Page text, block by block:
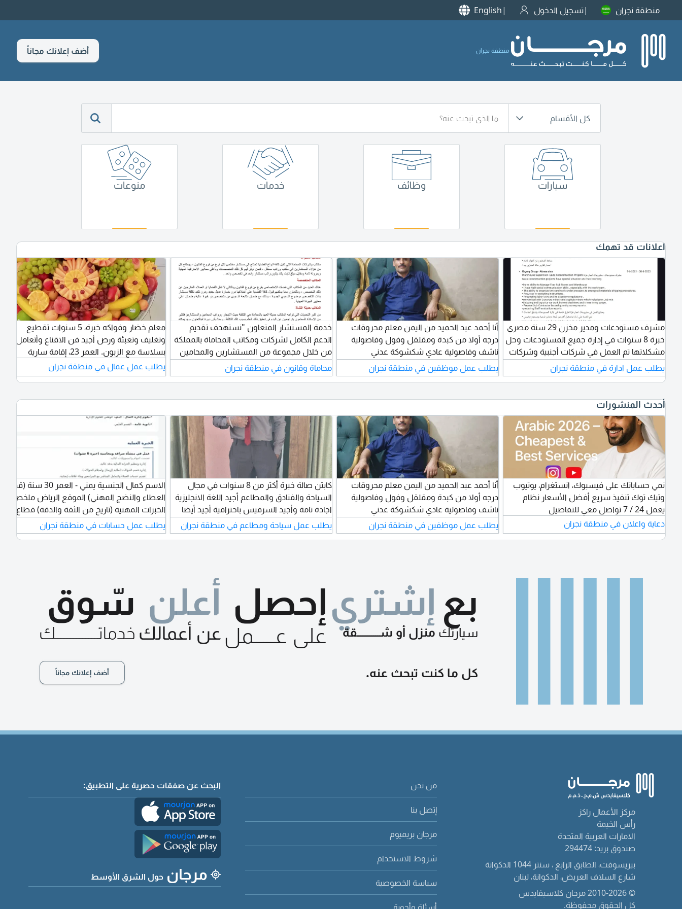
منطقة نجران تسجيل الدخول English
منطقة نجران أضف إعلانك مجاناً
كل الأقسام
سيارات وظائف خدمات منوعات
اعلانات قد تهمك
مشرف مستودعات ومدير مخزن 29 سنة مصري
خبرة 8 سنوات في إدارة جميع المستودعات وحل
مشكلاتها تم العمل في شركات أجنبية وشركات
محلية وجميع الجنسيات ممتاز أكسيل وجميع
برامج أل ERP
يطلب عمل ادارة في منطقة نجران
أنا أحمد عبد الحميد من اليمن معلم محروقات
درجه أولا من كبدة ومقلقل وفول وفاصولية
ناشف وفاصولية عادي شكشوكة عدني
وشكشوكة عادي ولحسه وتونه وبزالياومجموع
وكذلك لي خلفيه لساته والفحسه والعقده
ومطاعم خبرة خمسه تعشر سنة أوأية عمل ثاني
حراسة أو طباخ عزبة وهذا رقمي
يطلب عمل موظفين في منطقة نجران
خدمة المستشار المتعاون "نستهدف تقديم
الدعم الكامل لشركات ومكاتب المحاماة بالمملكة
من خلال مجموعة من المستشارين والمحامين
بخبرة تفوق سبعة عشر عاما من العمل القانوني
محاماة وقانون في منطقة نجران
معلم خضار وفواكه خبرة، 5 سنوات تقطيع
وتغليف وتعبئة ورص أجيد فن الاقناع وأتعامل
بسلاسة مع الزبون. العمر 23، إقامة سارية
يطلب عمل عمال في منطقة نجران
أحدث المنشورات
نمي حساباتك على فيسبوك، انستغرام، يوتيوب
وتيك توك تنفيذ سريع أفضل الأسعار نظام
يعمل 24 / 7 تواصل معي للتفاصيل
دعاية واعلان في منطقة نجران
أنا أحمد عبد الحميد من اليمن معلم محروقات
درجه أولا من كبدة ومقلقل وفول وفاصولية
ناشف وفاصولية عادي شكشوكة عدني
وشكشوكة عادي ولحسه وتونه وبزالياومجموع
وكذلك لي خلفيه لساته والفحسه والعقده
يطلب عمل موظفين في منطقة نجران
كابتن صالة خبرة أكثر من 8 سنوات في مجال
السياحة والفنادق والمطاعم أجيد اللغة الانجليزية
اجادة تامة وأجيد السرفيس باحترافية أجيد أيضا
الكاشير لدي خبرة علي تطبيقات فودكس ويلا
بلس ومرن. لدي خبرة في الاعداد الكبيرة
يطلب عمل سياحة ومطاعم في منطقة نجران
الاسم كمال الجنسية يمني - العمر 30 سنة (قمة
العطاء والنضج المهني) الموقع الرياض ملخص
الخبرات المهنية (تاريخ من الثقة والدقة) قطاع
المال والصرافة (6 سنوات من الخبرة الاحترافية)
إدارة الخزنة الرئيسية والصندوق بكفاءة وأمانة
يطلب عمل حسابات في منطقة نجران
بع
سيارتك
إشتري
منزل أو شـــــــــــقة
إحصل
على عــــــمل
أعلن
عن أعمالك
سّوق
خدماتــــــــــــــك
كل ما كنت تبحث عنه. أضف إعلانك مجاناً
مركز الأعمال راكز
رأس الخيمة
الامارات العربية المتحدة
صندوق بريد: 294474
بيريسوفت، الطابق الرابع ، سنتر 1044 الدكوانة
شارع السلاف العريض، الدكوانة، لبنان
© 2010-2026 مرجان كلاسيفايدس
كل الحقوق محفوظة.
من نحن
إتصل بنا
مرجان بريميوم
شروط الاستخدام
سياسة الخصوصية
البحث عن صفقات حصرية على التطبيق:
مرجان حول الشرق الأوسط